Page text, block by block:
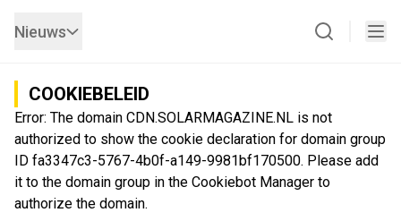
Nieuws
COOKIEBELEID
Error: The domain CDN.SOLARMAGAZINE.NL is not
authorized to show the cookie declaration for domain group
ID fa3347c3-5767-4b0f-a149-9981bf170500. Please add
it to the domain group in the Cookiebot Manager to
authorize the domain.